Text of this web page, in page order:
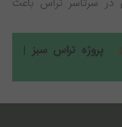
پروژه تراس سبز |